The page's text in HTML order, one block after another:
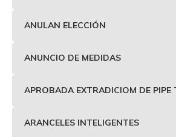
ANULAN ELECCIÓN
ANUNCIO DE MEDIDAS
APROBADA EXTRADICIOM DE PIPE
ARANCELES INTELIGENTES